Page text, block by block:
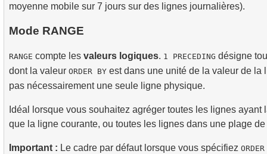
moyenne mobile sur 7 jours sur des lignes journalières).
Mode RANGE
RANGE compte les valeurs logiques. 1 PRECEDING désigne
dont la valeur ORDER BY est dans une unité de la valeur de
pas nécessairement une seule ligne physique.
Idéal lorsque vous souhaitez agréger toutes les lignes ayant
que la ligne courante, ou toutes les lignes dans une plage
Important : Le cadre par défaut lorsque vous spécifiez